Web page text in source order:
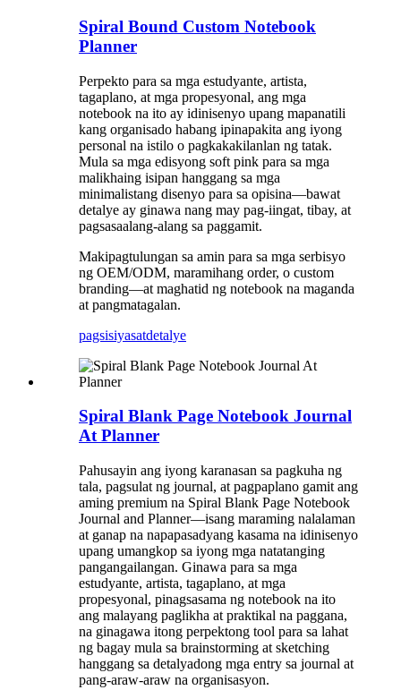
Spiral Bound Custom Notebook
Planner
Perpekto para sa mga estudyante, artista,
tagaplano, at mga propesyonal, ang mga
notebook na ito ay idinisenyo upang mapanatili
kang organisado habang ipinapakita ang iyong
personal na istilo o pagkakakilanlan ng tatak.
Mula sa mga edisyong soft pink para sa mga
malikhaing isipan hanggang sa mga
minimalistang disenyo para sa opisina—bawat
detalye ay ginawa nang may pag-iingat, tibay, at
pagsasaalang-alang sa paggamit.
Makipagtulungan sa amin para sa mga serbisyo
ng OEM/ODM, maramihang order, o custom
branding—at maghatid ng notebook na maganda
at pangmatagalan.
pagsisiyasatdetalye
Spiral Blank Page Notebook Journal
At Planner
Pahusayin ang iyong karanasan sa pagkuha ng
tala, pagsulat ng journal, at pagpaplano gamit ang
aming premium na Spiral Blank Page Notebook
Journal and Planner—isang maraming nalalaman
at ganap na napapasadyang kasama na idinisenyo
upang umangkop sa iyong mga natatanging
pangangailangan. Ginawa para sa mga
estudyante, artista, tagaplano, at mga
propesyonal, pinagsasama ng notebook na ito
ang malayang paglikha at praktikal na paggana,
na ginagawa itong perpektong tool para sa lahat
ng bagay mula sa brainstorming at sketching
hanggang sa detalyadong mga entry sa journal at
pang-araw-araw na organisasyon.